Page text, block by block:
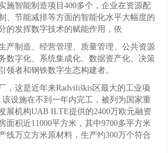
施智能制造项目400多个，企业在资源配
、节能减排等方面的智能化水平大幅度的
的发挥数字技术的赋能作用，依
制造、经营管理、质量管理、公共资源
数字化、系统集成化、数据资产化、决策
领者和钢铁数字生态构建者。
这是近年来Radviliškis区最大的工业项
该设施在不到一年内完工，被列为国家重
展机构UAB ILTE提供的2400万欧元融资
面积近11000平方米，其中9700多平方米
线万立方米原材料，生产约300万个符合